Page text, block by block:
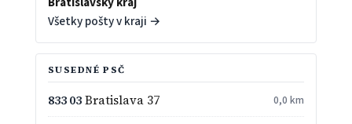
Všetky pošty v kraji →
SUSEDNÉ PSČ
833 03Bratislava 37 0,0 km